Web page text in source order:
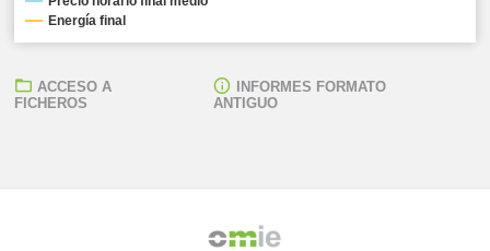
Energía final
ACCESO A
FICHEROS
INFORMES FORMATO
ANTIGUO